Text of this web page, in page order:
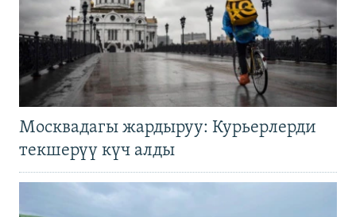
Москвадагы жардыруу: Курьерлерди
текшерүү күч алды